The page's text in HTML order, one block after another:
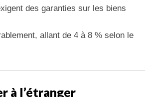
des garanties sur les biens
allant de 4 à 8 % selon le
à l’étranger